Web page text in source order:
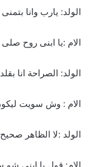
الولد: يارب وانا
الام :يا ابنى روح
الولد: الصراحة انا
الام : وش سويت
الولد :لا الظاهر صحيح